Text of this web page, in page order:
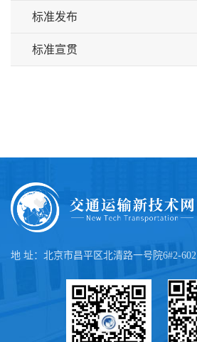
标准发布
标准宣贯
地 址：北京市昌平区北清路一号院6#2-602